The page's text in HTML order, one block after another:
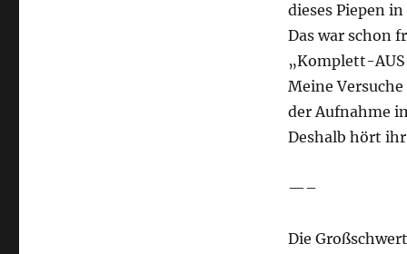
dieses Piepen
Das war schon
„Komplett-
Meine
der Aufnahme
Deshalb hört
—–
Die